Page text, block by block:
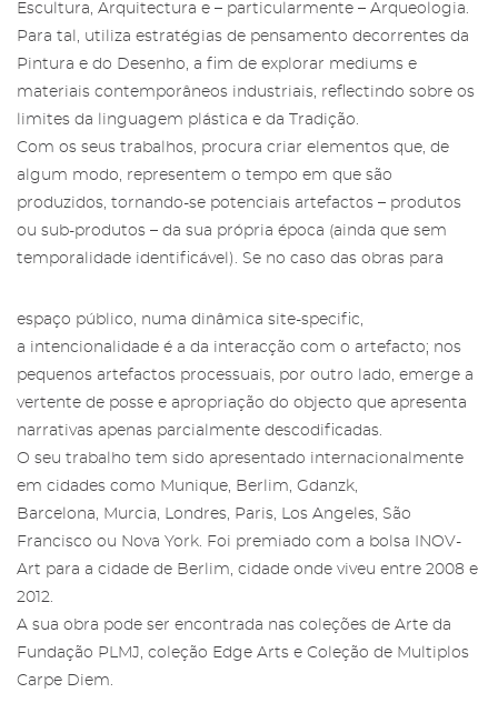
Escultura, Arquitectura e – particularmente – Arqueologia.
Para tal, utiliza estratégias de pensamento decorrentes da
Pintura e do Desenho, a fim de explorar mediums e
materiais contemporâneos industriais, reflectindo sobre os
limites da linguagem plástica e da Tradição.
Com os seus trabalhos, procura criar elementos que, de
algum modo, representem o tempo em que são
produzidos, tornando-se potenciais artefactos – produtos
ou sub-produtos – da sua própria época (ainda que sem
temporalidade identificável). Se no caso das obras para
espaço público, numa dinâmica site-specific,
a intencionalidade é a da interacção com o artefacto; nos
pequenos artefactos processuais, por outro lado, emerge a
vertente de posse e apropriação do objecto que apresenta
narrativas apenas parcialmente descodificadas.
O seu trabalho tem sido apresentado internacionalmente
em cidades como Munique, Berlim, Gdanzk,
Barcelona, Murcia, Londres, Paris, Los Angeles, São
Francisco ou Nova York. Foi premiado com a bolsa INOV-
Art para a cidade de Berlim, cidade onde viveu entre 2008 e
2012.
A sua obra pode ser encontrada nas coleções de Arte da
Fundação PLMJ, coleção Edge Arts e Coleção de Multiplos
Carpe Diem.